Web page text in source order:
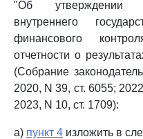
"Об утверждении
внутреннего
финансового
отчетности о
(Собрание
2020, N 39, ст. 6055;
2023, N 10, ст. 1709):
а) пункт 4 изложить в